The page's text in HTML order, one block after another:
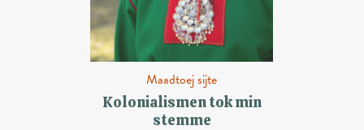
Maadtoej sijte
Kolonialismen tok min
stemme